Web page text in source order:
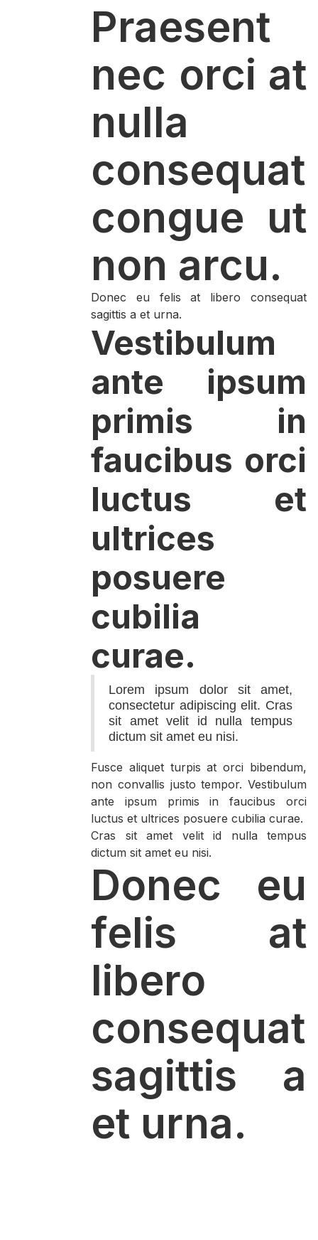
Praesent
nec orci at
nulla
consequat
congue ut
non arcu.
Donec eu felis at libero consequat
sagittis a et urna.
Vestibulum
ante ipsum
primis in
faucibus orci
luctus et
ultrices
posuere
cubilia
curae.
Lorem ipsum dolor sit amet,
consectetur adipiscing elit. Cras
sit amet velit id nulla tempus
dictum sit amet eu nisi.
Fusce aliquet turpis at orci bibendum,
non convallis justo tempor. Vestibulum
ante ipsum primis in faucibus orci
luctus et ultrices posuere cubilia curae.
Cras sit amet velit id nulla tempus
dictum sit amet eu nisi.
Donec eu
felis at
libero
consequat
sagittis a
et urna.